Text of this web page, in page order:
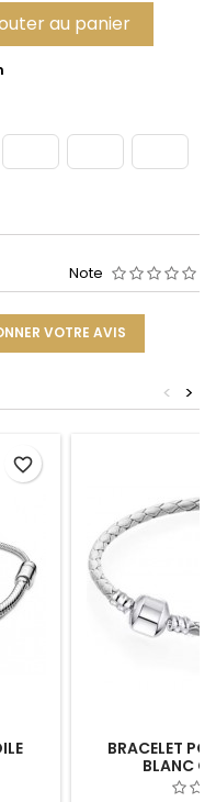
au panier
Note
VOTRE AVIS
>
<
favorite_border
BRACELET
BLANC